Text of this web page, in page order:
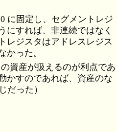
に固定し、セグメントレジ
すれば、非連続ではなく
レジスタはアドレスレジス
かった。
資産が扱えるのが利点であ
かすのであれば、資産のな
だった）